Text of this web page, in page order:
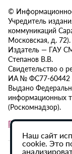
©
Учредитель
коммуникаций
Московская, д. 72).
Издатель — ГАУ
Степанов В.В.
Свидетельство о
ИА № ФС77-60442
Выдано
информационных
(Роскомнадзор).
Политика в
Наш сайт
cookie. Это